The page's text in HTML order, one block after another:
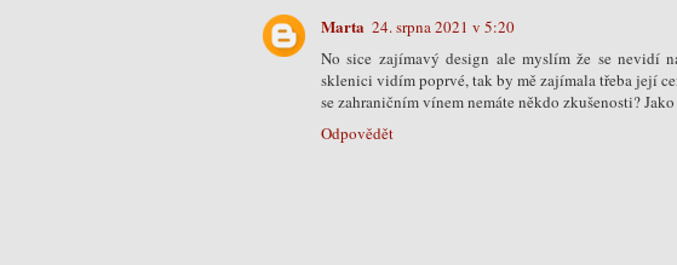
Marta 24. srpna 2021 v 5:20
No sice zajímavý design ale myslím že se nevidí
sklenici vidím poprvé, tak by mě zajímala třeba její
se zahraničním vínem nemáte někdo zkušenosti?
Odpovědět